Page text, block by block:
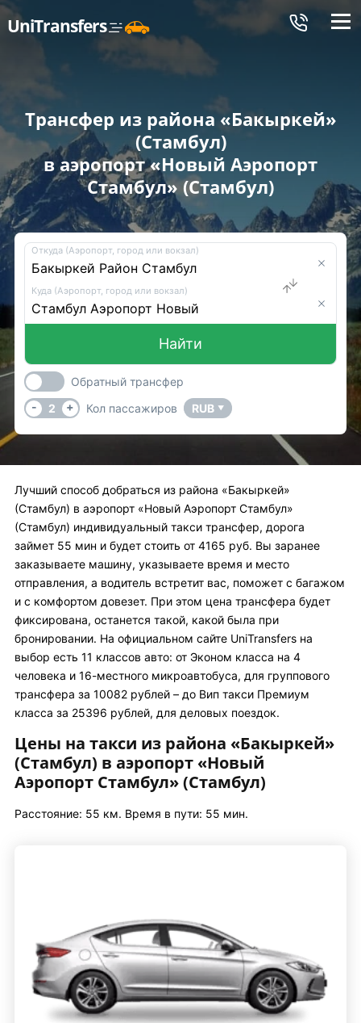
UniTransfers Меню
Трансфер из района «Бакыркей»
(Стамбул)
в аэропорт «Новый Аэропорт
Стамбул» (Стамбул)
Откуда (Аэропорт, город или вокзал)
Куда (Аэропорт, город или вокзал)
Найти
Обратный трансфер
-
2 + Кол пассажиров RUB ▼
Лучший способ добраться из района «Бакыркей»
(Стамбул) в аэропорт «Новый Аэропорт Стамбул»
(Стамбул) индивидуальный такси трансфер, дорога
займет 55 мин и будет стоить от 4165 руб. Вы заранее
заказываете машину, указываете время и место
отправления, а водитель встретит вас, поможет с багажом
и с комфортом довезет. При этом цена трансфера будет
фиксирована, останется такой, какой была при
бронировании. На официальном сайте UniTransfers на
выбор есть 11 классов авто: от Эконом класса на 4
человека и 16-местного микроавтобуса, для группового
трансфера за 10082 рублей – до Вип такси Премиум
класса за 25396 рублей, для деловых поездок.
Цены на такси из района «Бакыркей»
(Стамбул) в аэропорт «Новый
Аэропорт Стамбул» (Стамбул)
Расстояние: 55 км. Время в пути: 55 мин.